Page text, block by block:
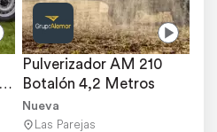
Pulverizador AM 210
Botalón 4,2 Metros
Nueva
Las Parejas